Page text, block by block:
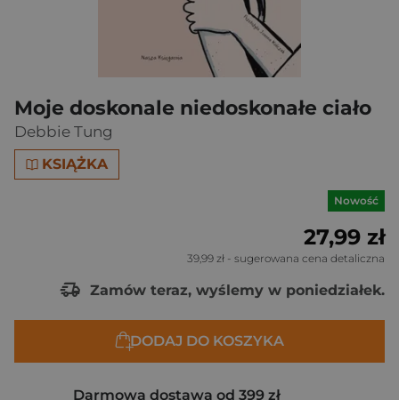
Moje doskonale niedoskonałe ciało
Debbie Tung
KSIĄŻKA
Nowość
27,99 zł
39,99 zł - sugerowana cena detaliczna
Zamów teraz, wyślemy w poniedziałek.
DODAJ DO KOSZYKA
Darmowa dostawa od 399 zł